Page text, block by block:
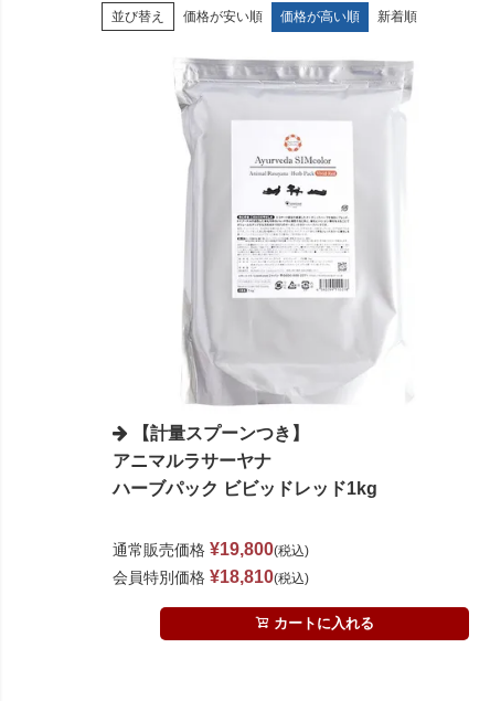
並び替え 価格が安い順 価格が高い順 新着順
【計量スプーンつき】
アニマルラサーヤナ
ハーブパック ビビッドレッド1kg
通常販売価格 ¥19,800 税込
会員特別価格 ¥18,810 税込
カートに入れる